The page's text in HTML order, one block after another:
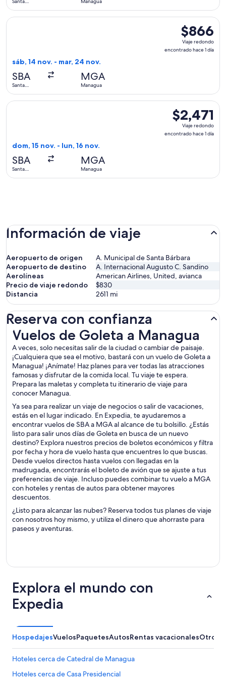
$866
Viaje
redondo,
$866
Viaje redondo
encontrado hace 1 día
sáb, 14 nov. - mar, 24 nov.
SBA
Santa
MGA
Managua
Seleccionar vuelo de United, con salida el sáb, 14 nov.
$2,471
Viaje
redondo,
$2,471
Viaje redondo
encontrado hace 1 día
dom, 15 nov. - lun, 16 nov.
SBA
Santa
MGA
Managua
Seleccionar vuelo de American Airlines, con salida el dom,
Información de viaje
Aeropuerto de origen
A. Municipal de Santa Bárbara
Aeropuerto de destino
A. Internacional Augusto C. Sandino
Aerolíneas
American Airlines, United, avianca
Precio de viaje redondo
$830
Distancia
2611 mi
Reserva con confianza
Vuelos de Goleta a Managua
A veces, solo necesitas salir de la ciudad o cambiar de paisaje.
¡Cualquiera que sea el motivo, bastará con un vuelo de Goleta a
Managua! ¡Anímate! Haz planes para ver todas las atracciones
famosas y disfrutar de la comida local. Tu viaje te espera.
Prepara las maletas y completa tu itinerario de viaje para
conocer Managua.
Ya sea para realizar un viaje de negocios o salir de vacaciones,
estás en el lugar indicado. En Expedia, te ayudaremos a
encontrar vuelos de SBA a MGA al alcance de tu bolsillo. ¿Estás
listo para salir unos días de Goleta en busca de un nuevo
destino? Explora nuestros precios de boletos económicos y filtra
por fecha y hora de vuelo hasta que encuentres lo que buscas.
Desde vuelos directos hasta vuelos con llegadas en la
madrugada, encontrarás el boleto de avión que se ajuste a tus
preferencias de viaje. Incluso puedes combinar tu vuelo a MGA
con hoteles y rentas de autos para obtener mayores
descuentos.
¿Listo para alcanzar las nubes? Reserva todos tus planes de viaje
con nosotros hoy mismo, y utiliza el dinero que ahorraste para
paseos y aventuras.
Vuelos de Goleta a Managua
Explora el mundo con
Expedia
HospedajesVuelosPaquetesAutosRentas vacacionalesOtros
Hoteles cerca de Catedral de Managua
Hoteles cerca de Casa Presidencial